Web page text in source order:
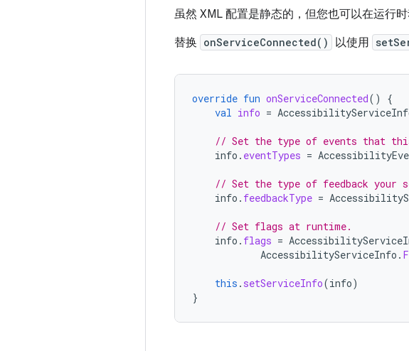
虽然 XML 配置是静态的，但您也可以在运行
替换 onServiceConnected() 以使用
override fun onServiceConnected()
{
val info =
// Set the type of events that
info . eventTypes =
// Set the type of feedback your
info . feedbackType =
// Set flags at runtime.
info . flags =
AccessibilityServiceInfo .
this . setServiceInfo(info)
}